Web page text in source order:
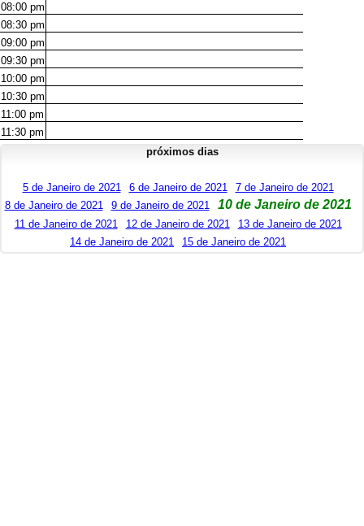
08:00 pm
08:30 pm
09:00 pm
09:30 pm
10:00 pm
10:30 pm
11:00 pm
11:30 pm
próximos dias
5 de Janeiro de 2021 6 de Janeiro de 2021
7 de Janeiro de 2021
8 de Janeiro de 2021
9 de Janeiro de 2021 10 de Janeiro de 2021
11 de Janeiro de 2021 12 de Janeiro de 2021
13 de Janeiro de 2021
14 de Janeiro de 2021
15 de Janeiro de 2021